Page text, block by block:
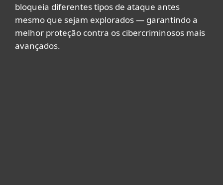
bloqueia diferentes tipos de ataque antes
mesmo que sejam explorados — garantindo a
melhor proteção contra os cibercriminosos mais
avançados.